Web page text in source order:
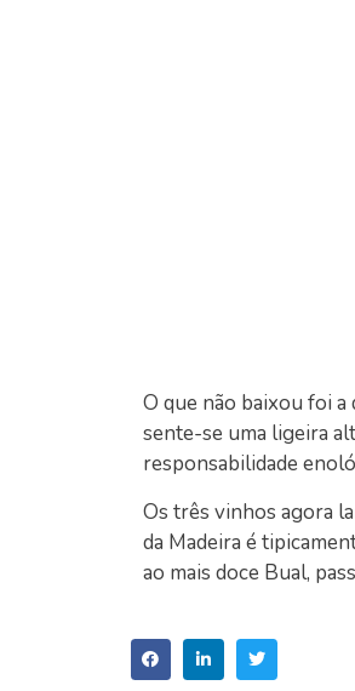
O que não baixou foi a
sente-se uma ligeira
responsabilidade
Os três vinhos agora
da Madeira é
ao mais doce Bual,